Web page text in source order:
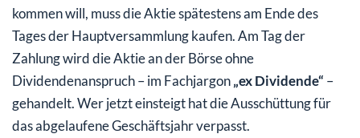
kommen will, muss die Aktie spätestens am Ende des
Tages der Hauptversammlung kaufen. Am Tag der
Zahlung wird die Aktie an der Börse ohne
Dividendenanspruch – im Fachjargon„ex Dividende“ –
gehandelt. Wer jetzt einsteigt hat die Ausschüttung für
das abgelaufene Geschäftsjahr verpasst.